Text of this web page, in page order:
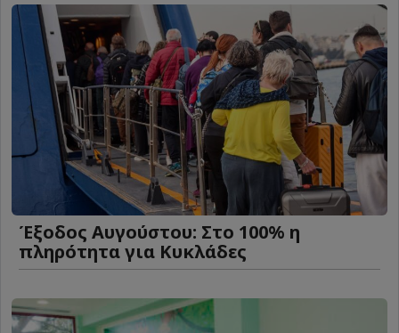
Έξοδος Αυγούστου: Στο 100% η
πληρότητα για Κυκλάδες